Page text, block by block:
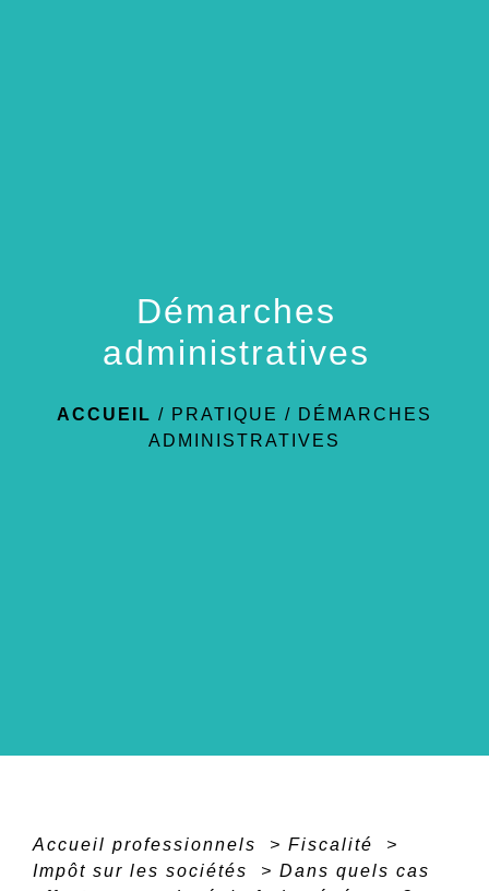
Démarches
administratives
ACCUEIL / PRATIQUE / DÉMARCHES
ADMINISTRATIVES
Accueil professionnels > Fiscalité
>
Impôt sur les sociétés
> Dans quels cas